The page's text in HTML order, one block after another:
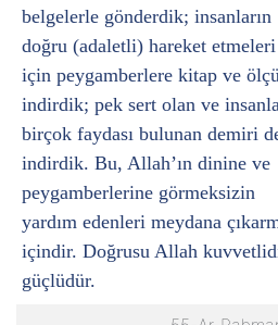
belgelerle gönderdik; insanların
doğru (adaletli) hareket etmeleri
için peygamberlere kitap ve ölçü
indirdik; pek sert olan ve
birçok faydası bulunan demiri
indirdik. Bu, Allah’ın dinine ve
peygamberlerine görmeksizin
yardım edenleri meydana
içindir. Doğrusu Allah
güçlüdür.